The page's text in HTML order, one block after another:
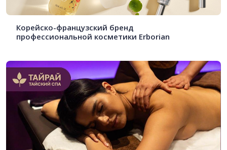
Корейско-французский бренд
профессиональной косметики Erborian